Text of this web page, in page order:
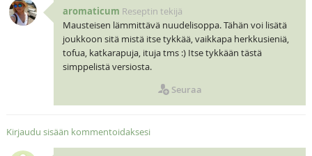
aromaticum Reseptin tekijä
Mausteisen lämmittävä nuudelisoppa. Tähän voi lisätä
joukkoon sitä mistä itse tykkää, vaikkapa herkkusieniä,
tofua, katkarapuja, ituja tms :) Itse tykkään tästä
simppelistä versiosta.
Seuraa
Kirjaudu sisään kommentoidaksesi